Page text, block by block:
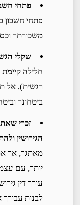
פתחי
פתחי חשבון
משכורתך
שקלי
חלילה קיימת
רגשית), אל
ביטחונך
זכרי
הגירושין
מאתגר, אך
יותר, עם
עורך דין
לבנות